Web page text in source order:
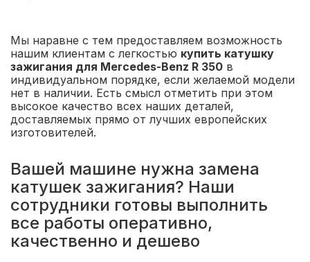
Мы наравне с тем предоставляем возможность
нашим клиентам с легкостью купить катушку
зажигания для Mercedes-Benz R 350 в
индивидуальном порядке, если желаемой модели
нет в наличии. Есть смысл отметить при этом
высокое качество всех наших деталей,
доставляемых прямо от лучших европейских
изготовителей.
Вашей машине нужна замена
катушек зажигания? Наши
сотрудники готовы выполнить
все работы оперативно,
качественно и дешево